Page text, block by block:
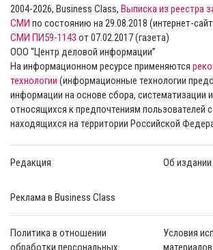
2004-2026, Business Class, Выписка из реестра
СМИ по состоянию на 29.08.2018 (интернет-
СМИ ПИ59-1143 от 07.02.2017 (газета)
ООО “Центр деловой информации”
На информационном ресурсе применяются
технологии (информационные технологии
информации на основе сбора, систематизации
относящихся к предпочтениям пользователей
находящихся на территории Российской
Редакция Об издании
Реклама в Business Class
Политика в отношении
обработки персональных
Условия
материалов